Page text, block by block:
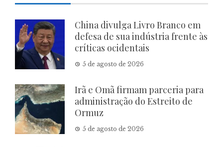
China divulga Livro Branco em
defesa de sua indústria frente às
críticas ocidentais
5 de agosto de 2026
Irã e Omã firmam parceria para
administração do Estreito de
Ormuz
5 de agosto de 2026